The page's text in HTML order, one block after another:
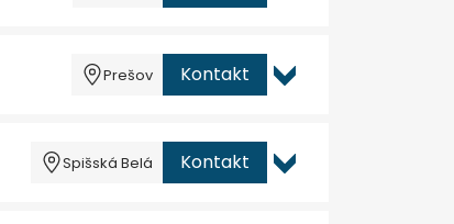
Prešov Kontakt
Spišská Belá Kontakt